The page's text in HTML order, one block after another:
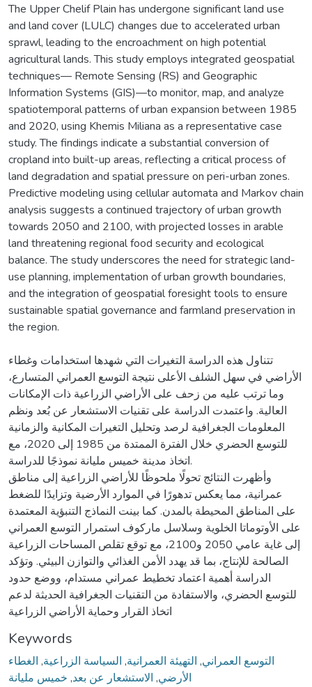
The Upper Chelif Plain has undergone significant land use
and land cover (LULC) changes due to accelerated urban
sprawl, leading to the encroachment on high potential
agricultural lands. This study employs integrated geospatial
techniques— Remote Sensing (RS) and Geographic
Information Systems (GIS)—to monitor, map, and analyze
spatiotemporal patterns of urban expansion between 1985
and 2020, using Khemis Miliana as a representative case
study. The findings indicate a substantial conversion of
cropland into built-up areas, reflecting a critical process of
land degradation and spatial pressure on peri-urban zones.
Predictive modeling using cellular automata and Markov chain
analysis suggests a continued trajectory of urban growth
towards 2050 and 2100, with projected losses in arable
land threatening regional food security and ecological
balance. The study underscores the need for strategic land-
use planning, implementation of urban growth boundaries,
and the integration of geospatial foresight tools to ensure
sustainable spatial governance and farmland preservation in
the region.
تتناول هذه الدراسة التغيرات التي شهدها استخدامات وغطاء
الأراضي في سهل الشلف الأعلى نتيجة التوسع العمراني المتسارع،
وما ترتب عليه من زحف على الأراضي الزراعية ذات الإمكانات
العالية. واعتمدت الدراسة على تقنيات الاستشعار عن بُعد ونظم
المعلومات الجغرافية لرصد وتحليل التغيرات المكانية والزمانية
للتوسع الحضري خلال الفترة الممتدة من 1985 إلى 2020، مع
اتخاذ مدينة خميس مليانة نموذجًا للدراسة.
وأظهرت النتائج تحولًا ملحوظًا للأراضي الزراعية إلى مناطق
عمرانية، مما يعكس تدهورًا في الموارد الأرضية وتزايدًا للضغط
على المناطق المحيطة بالمدن. كما بينت النماذج التنبؤية المعتمدة
على الأوتوماتا الخلوية وسلاسل ماركوف استمرار التوسع العمراني
إلى غاية عامي 2050 و2100، مع توقع تقلص المساحات الزراعية
الصالحة للإنتاج، بما قد يهدد الأمن الغذائي والتوازن البيئي. وتؤكد
الدراسة أهمية اعتماد تخطيط عمراني مستدام، ووضع حدود
للتوسع الحضري، والاستفادة من التقنيات الجغرافية الحديثة لدعم
اتخاذ القرار وحماية الأراضي الزراعية
Keywords
التوسع العمراني, التهيئة العمرانية, السياسة الزراعية, الغطاء
الأرضي, الاستشعار عن بعد, خميس مليانة